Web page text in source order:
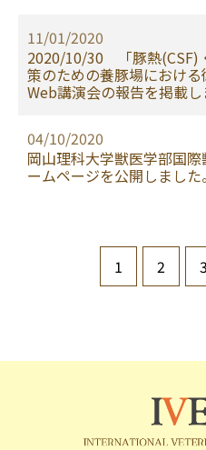
11/01/2020
2020/10/30 「豚熱(CSF)
策のための養豚場におけ
Web講演会の報告を掲載し
04/10/2020
岡山理科大学獣医学部国
ームページを公開しました。
1 2 3